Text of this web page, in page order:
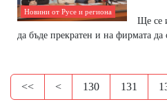
Новини от Русе и региона
Ще се
да бъде прекратен и на фирмата
<< < 130 131